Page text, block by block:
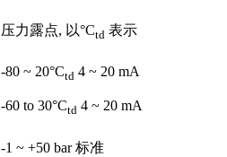
压力露点, 以°Ctd 表示
-80 ~ 20°Ctd 4 ~ 20 mA
-60 to 30°Ctd 4 ~ 20 mA
-1 ~ +50 bar 标准